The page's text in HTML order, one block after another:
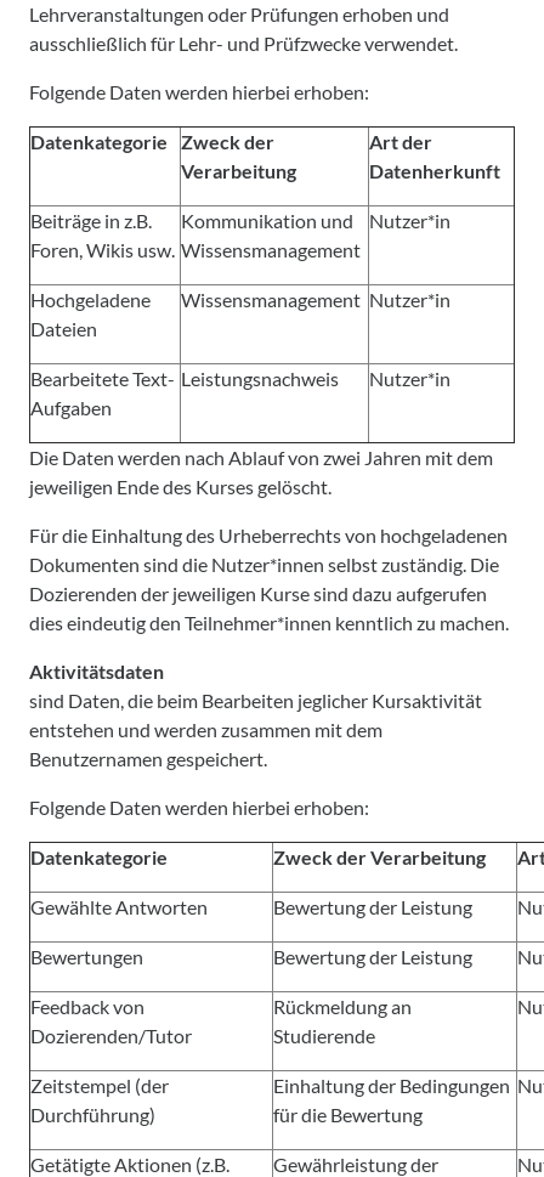
Lehrveranstaltungen oder Prüfungen erhoben und
ausschließlich für Lehr- und Prüfzwecke verwendet.
Folgende Daten werden hierbei erhoben:
Datenkategorie
Zweck der
Verarbeitung
Art der
Datenherkunft
Beiträge in z.B.
Foren, Wikis usw.
Kommunikation und
Wissensmanagement
Nutzer*in
Hochgeladene
Dateien
Wissensmanagement Nutzer*in
Bearbeitete Text-
Aufgaben
Leistungsnachweis Nutzer*in
Die Daten werden nach Ablauf von zwei Jahren mit dem
jeweiligen Ende des Kurses gelöscht.
Für die Einhaltung des Urheberrechts von hochgeladenen
Dokumenten sind die Nutzer*innen selbst zuständig. Die
Dozierenden der jeweiligen Kurse sind dazu aufgerufen
dies eindeutig den Teilnehmer*innen kenntlich zu machen.
Aktivitätsdaten
sind Daten, die beim Bearbeiten jeglicher Kursaktivität
entstehen und werden zusammen mit dem
Benutzernamen gespeichert.
Folgende Daten werden hierbei erhoben:
Datenkategorie Zweck der Verarbeitung
Gewählte Antworten Bewertung der Leistung
Bewertungen Bewertung der Leistung
Feedback von
Dozierenden/Tutor
Rückmeldung an
Studierende
Zeitstempel (der
Durchführung)
Einhaltung der Bedingungen
für die Bewertung
Getätigte Aktionen (z.B.
Gewährleistung der